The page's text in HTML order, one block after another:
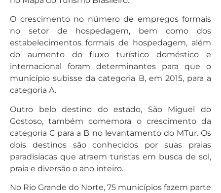
O crescimento no número de empregos formais
no setor de hospedagem, bem como dos
estabelecimentos formais de hospedagem, além
do aumento do fluxo turístico doméstico e
internacional foram determinantes para que o
município subisse da categoria B, em 2015, para a
categoria A.
Outro belo destino do estado, São Miguel do
Gostoso, também comemora o crescimento da
categoria C para a B no levantamento do MTur. Os
dois destinos são conhecidos por suas praias
paradisíacas que atraem turistas em busca de sol,
praia e diversão o ano inteiro.
No Rio Grande do Norte, 75 municípios fazem parte